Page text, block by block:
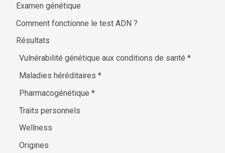
Examen génétique
Comment fonctionne le test ADN ?
Résultats
Vulnérabilité génétique aux conditions de santé*
Maladies héréditaires*
Pharmacogénétique*
Traits personnels
Wellness
Origines